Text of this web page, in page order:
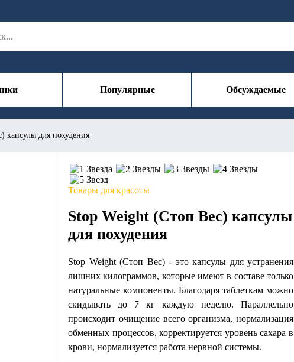
Популярные Обсуждаемые
капсулы для похудения
Товары для красоты
Stop Weight (Стоп Вес) капсулы
для похудения
Stop Weight (Стоп Вес) - это капсулы для устранения
лишних килограммов, которые имеют в составе только
натуральные компоненты. Благодаря таблеткам можно
скидывать до 7 кг каждую неделю. Параллельно
происходит очищение всего организма, нормализация
обменных процессов, корректируется уровень сахара в
крови, нормализуется работа нервной системы.